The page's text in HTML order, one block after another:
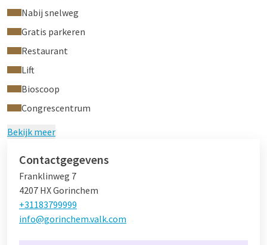
Nabij snelweg
Gratis parkeren
Restaurant
Lift
Bioscoop
Congrescentrum
Bekijk meer
Contactgegevens
Franklinweg 7
4207 HX Gorinchem
+31183799999
info@gorinchem.valk.com